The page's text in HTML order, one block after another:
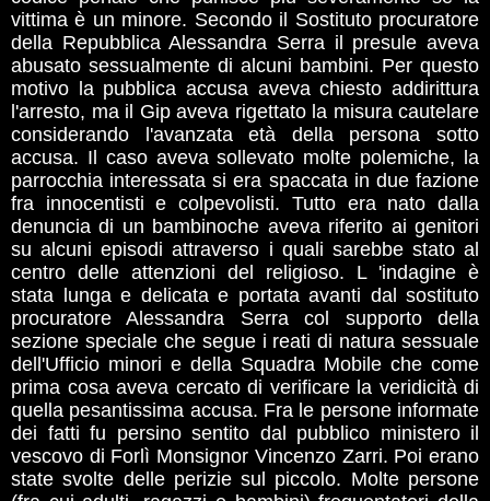
vittima è un minore. Secondo il Sostituto procuratore
della Repubblica Alessandra Serra il presule aveva
abusato sessualmente di alcuni bambini. Per questo
motivo la pubblica accusa aveva chiesto addirittura
l'arresto, ma il Gip aveva rigettato la misura cautelare
considerando l'avanzata età della persona sotto
accusa. Il caso aveva sollevato molte polemiche, la
parrocchia interessata si era spaccata in due fazione
fra innocentisti e colpevolisti. Tutto era nato dalla
denuncia di un bambinoche aveva riferito ai genitori
su alcuni episodi attraverso i quali sarebbe stato al
centro delle attenzioni del religioso. L 'indagine è
stata lunga e delicata e portata avanti dal sostituto
procuratore Alessandra Serra col supporto della
sezione speciale che segue i reati di natura sessuale
dell'Ufficio minori e della Squadra Mobile che come
prima cosa aveva cercato di verificare la veridicità di
quella pesantissima accusa. Fra le persone informate
dei fatti fu persino sentito dal pubblico ministero il
vescovo di Forlì Monsignor Vincenzo Zarri. Poi erano
state svolte delle perizie sul piccolo. Molte persone